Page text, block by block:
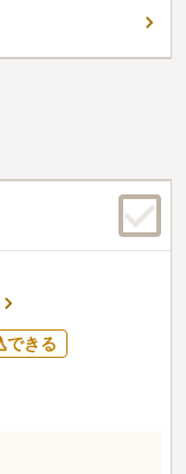
参りすることが
の二種類が選べ
できる